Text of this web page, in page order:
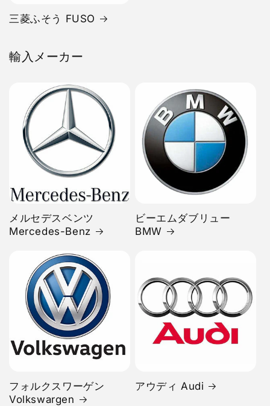
三菱ふそう FUSO
輸入メーカー
メルセデスベンツ
Mercedes-Benz
ビーエムダブリュー
BMW
フォルクスワーゲン
Volkswargen
アウディ Audi